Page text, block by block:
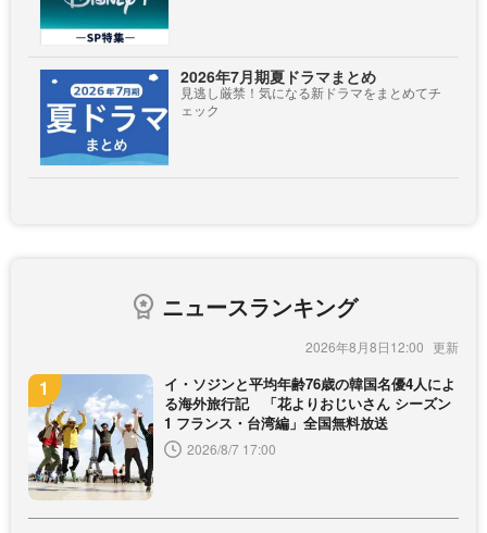
2026年7月期夏ドラマまとめ
見逃し厳禁！気になる新ドラマをまとめてチ
ェック
ニュースランキング
2026年8月8日12:00
イ・ソジンと平均年齢76歳の韓国名優4人によ
る海外旅行記 「花よりおじいさん シーズン
1 フランス・台湾編」全国無料放送
2026/8/7 17:00